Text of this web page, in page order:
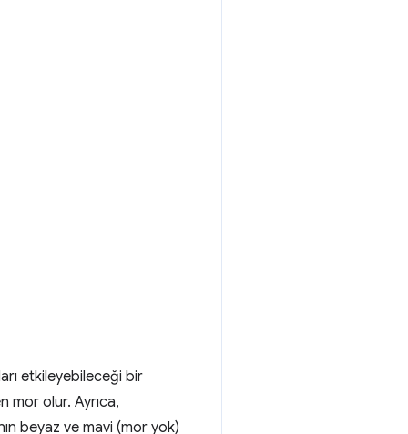
etkileyebileceği bir
mor olur. Ayrıca,
beyaz ve mavi (mor yok)